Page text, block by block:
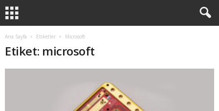
Ana Sayfa Etiketler Microsoft
Etiket: microsoft